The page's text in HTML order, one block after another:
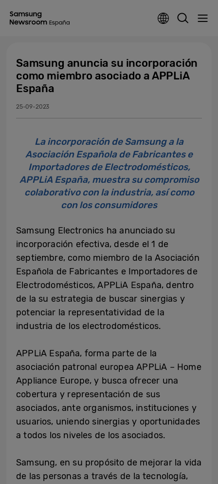
Samsung anuncia su incorporación
como miembro asociado a APPLiA
España
25-09-2023
La incorporación de Samsung a la
Asociación Española de Fabricantes e
Importadores de Electrodomésticos,
APPLiA España, muestra su compromiso
colaborativo con la industria, así como
con los consumidores
Samsung Electronics ha anunciado su
incorporación efectiva, desde el 1 de
septiembre, como miembro de la Asociación
Española de Fabricantes e Importadores de
Electrodomésticos, APPLiA España, dentro
de la su estrategia de buscar sinergias y
potenciar la representatividad de la
industria de los electrodomésticos.
APPLiA España, forma parte de la
asociación patronal europea APPLiA – Home
Appliance Europe, y busca ofrecer una
cobertura y representación de sus
asociados, ante organismos, instituciones y
usuarios, uniendo sinergias y oportunidades
a todos los niveles de los asociados.
Samsung, en su propósito de mejorar la vida
de las personas a través de la tecnología,